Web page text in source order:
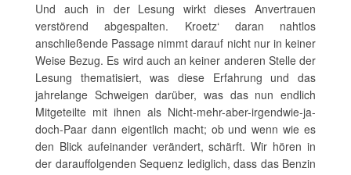
Und auch in der Lesung wirkt dieses Anvertrauen
verstörend abgespalten. Kroetz‘ daran nahtlos
anschließende Passage nimmt darauf nicht nur in keiner
Weise Bezug. Es wird auch an keiner anderen Stelle der
Lesung thematisiert, was diese Erfahrung und das
jahrelange Schweigen darüber, was das nun endlich
Mitgeteilte mit ihnen als Nicht-mehr-aber-irgendwie-ja-
doch-Paar dann eigentlich macht; ob und wenn wie es
den Blick aufeinander verändert, schärft. Wir hören in
der darauffolgenden Sequenz lediglich, dass das Benzin